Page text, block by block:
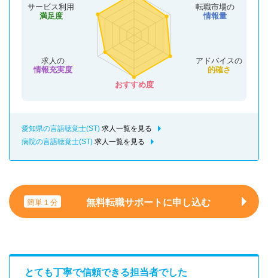
転職市場の
情報量
アドバイスの
的確さ
おすすめ度
サービス利用
満足度
求人の
情報充実度
愛知県の言語聴覚士(ST) 求人一覧を見る
病院の言語聴覚士(ST) 求人一覧を見る
簡単１分 無料転職サポートに申し込む
とても丁寧で信頼できる担当者でした